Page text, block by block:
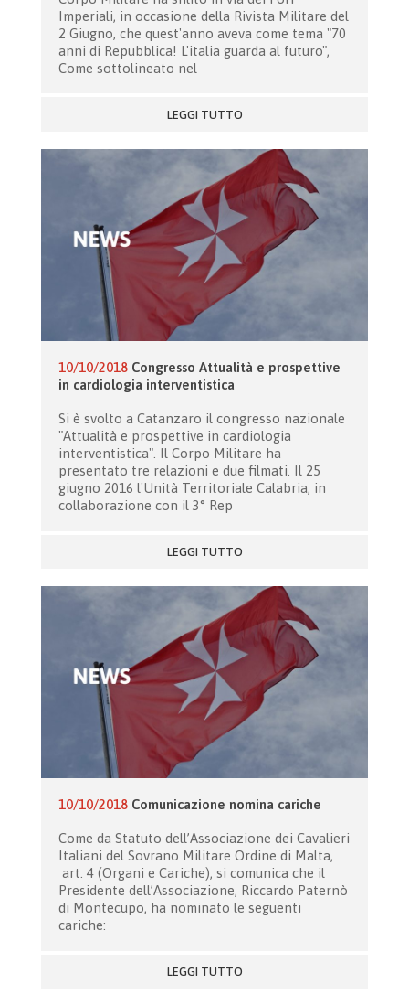
Imperiali, in occasione della Rivista Militare del
2 Giugno, che quest'anno aveva come tema "70
anni di Repubblica! L'italia guarda al futuro",
Come sottolineato nel
LEGGI TUTTO
10/10/2018 Congresso Attualità e prospettive
in cardiologia interventistica
Si è svolto a Catanzaro il congresso nazionale
"Attualità e prospettive in cardiologia
interventistica". Il Corpo Militare ha
presentato tre relazioni e due filmati. Il 25
giugno 2016 l'Unità Territoriale Calabria, in
collaborazione con il 3° Rep
LEGGI TUTTO
10/10/2018 Comunicazione nomina cariche
Come da Statuto dell’Associazione dei Cavalieri
Italiani del Sovrano Militare Ordine di Malta,
art. 4 (Organi e Cariche), si comunica che il
Presidente dell’Associazione, Riccardo Paternò
di Montecupo, ha nominato le seguenti
cariche:
LEGGI TUTTO